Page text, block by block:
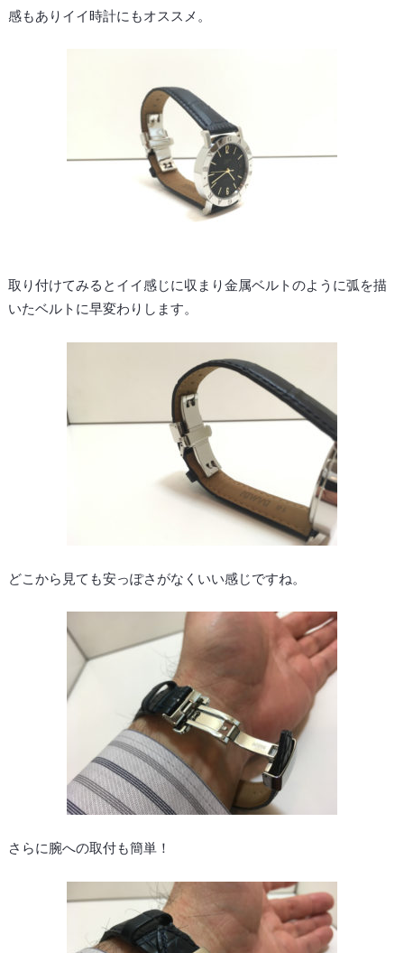
感もありイイ時計にもオススメ。
取り付けてみるとイイ感じに収まり金属ベルトのように弧を描
いたベルトに早変わりします。
どこから見ても安っぽさがなくいい感じですね。
さらに腕への取付も簡単！